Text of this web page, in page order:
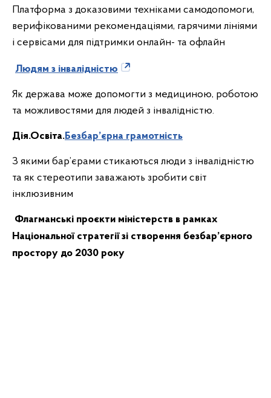
Платформа з доказовими техніками самодопомоги,
верифікованими рекомендаціями, гарячими лініями
і сервісами для підтримки онлайн- та офлайн
Людям з інвалідністю
Як держава може допомогти з медициною, роботою
та можливостями для людей з інвалідністю.
Дія.Освіта.Безбар’єрна грамотність
З якими бар’єрами стикаються люди з інвалідністю
та як стереотипи заважають зробити світ
інклюзивним
Флагманські проєкти міністерств в рамках
Національної стратегії зі створення безбар’єрного
простору до 2030 року